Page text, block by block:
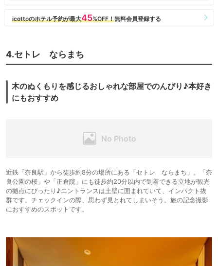
4.セトレ ならまち
木のぬくもりを感じるおしゃれな部屋でのんびり♪本好き
にもおすすめ
近鉄「奈良駅」から徒歩約8分の場所にある「セトレ ならまち」。「奈
良公園の桜」や「正倉院」にも徒歩約20分以内で到着できる立地が観光
の拠点にぴったり♪エントランスは土壁に囲まれていて、インパクト抜
群です。チェックインの際、思わず見とれてしまいそう。旅の記念撮影
におすすめのスポットです。